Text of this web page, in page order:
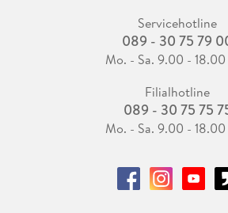
Servicehotline
089 - 30 75 79
Mo. - Sa. 9.00 -
Filialhotline
089 - 30 75 75
Mo. - Sa. 9.00 -